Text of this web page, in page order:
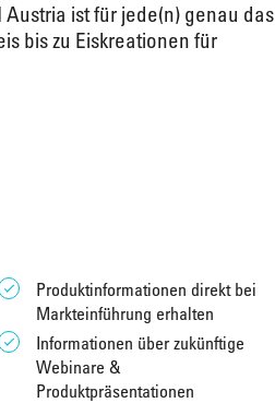
Austria ist für jede(n) genau das
bis zu Eiskreationen für
Produktinformationen direkt bei
Markteinführung erhalten
Informationen über zukünftige
Webinare &
Produktpräsentationen